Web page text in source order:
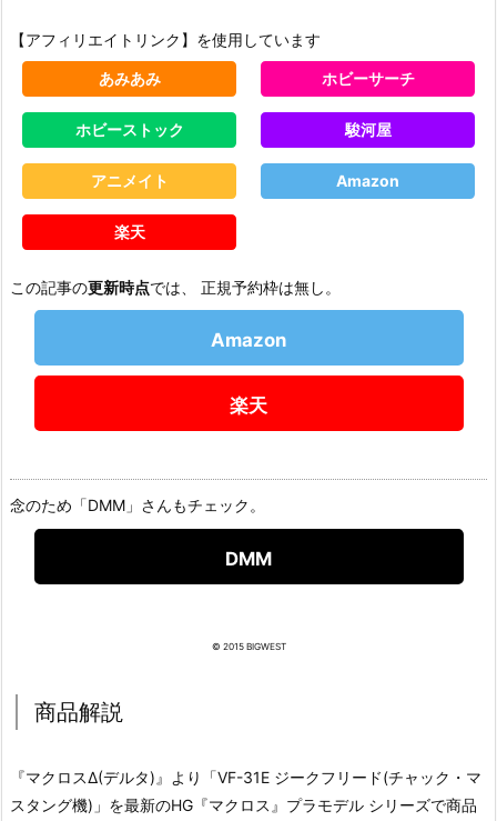
【アフィリエイトリンク】を使用しています
あみあみ ホビーサーチ
ホビーストック 駿河屋
アニメイト Amazon
楽天
この記事の更新時点では、 正規予約枠は無し。
Amazon
楽天
念のため「DMM」さんもチェック。
DMM
© 2015 BIGWEST
商品解説
『マクロスΔ(デルタ)』より「VF-31E ジークフリード(チャック・マ
スタング機)」を最新のHG『マクロス』プラモデル シリーズで商品